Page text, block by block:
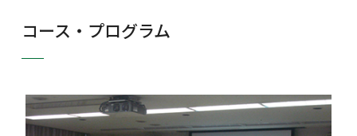
コース・プログラム